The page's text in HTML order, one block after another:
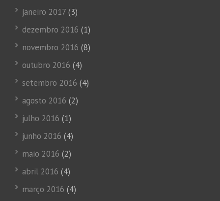
janeiro 2017 (3)
dezembro 2016 (1)
novembro 2016 (8)
outubro 2016 (4)
setembro 2016 (4)
agosto 2016 (2)
julho 2016 (1)
junho 2016 (4)
maio 2016 (2)
abril 2016 (4)
março 2016 (4)